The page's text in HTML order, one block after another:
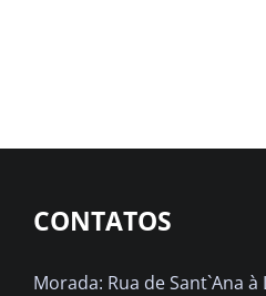
CONTATOS
Morada: Rua de Sant`Ana à